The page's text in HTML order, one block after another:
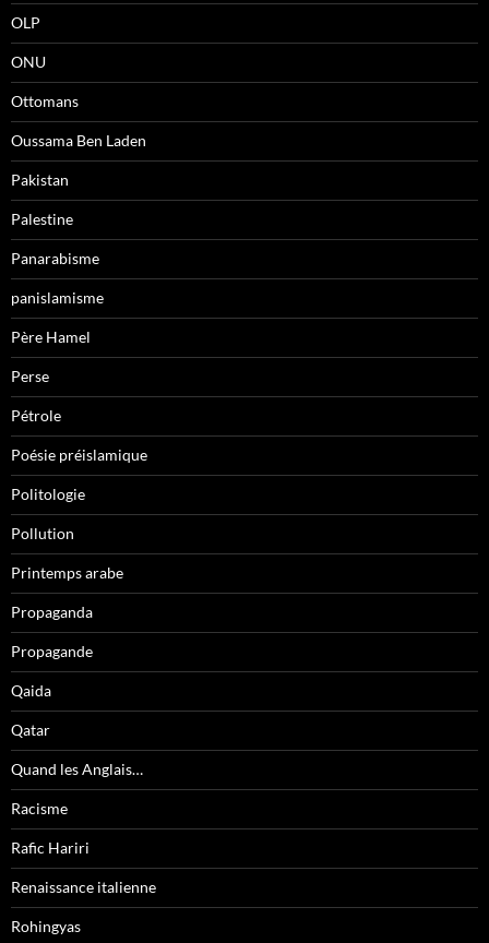
OLP
ONU
Ottomans
Oussama Ben Laden
Pakistan
Palestine
Panarabisme
panislamisme
Père Hamel
Perse
Pétrole
Poésie préislamique
Politologie
Pollution
Printemps arabe
Propaganda
Propagande
Qaida
Qatar
Quand les Anglais…
Racisme
Rafic Hariri
Renaissance italienne
Rohingyas